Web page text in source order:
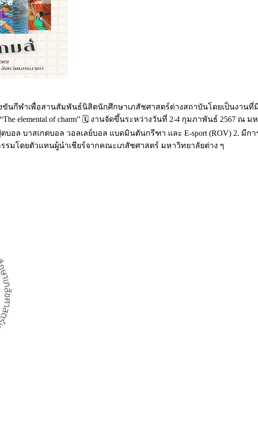
นกีฬาเพื่อสานสัมพันธ์นิสิตนักศึกษาเภสัชศาสตร์ต่างสถาบันโดยเป็นงาน
elemental of charm” 🗓️ งานจัดขึ้นระหว่างวันที่ 2-4 กุมภาพันธ์ 2567
อล บาสเกตบอล วอลเลย์บอล แบดมินตันกรีฑา และ E-sport (ROV) 2. มีก
รมโดยตัวแทนผู้นำเชียร์จากคณะเภสัชศาสตร์ มหาวิทยาลัยต่าง ๆ